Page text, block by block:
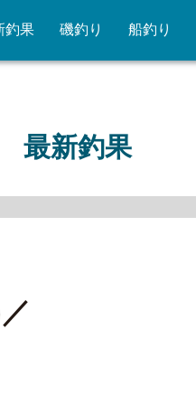
釣果 磯釣り 船釣り
最新釣果